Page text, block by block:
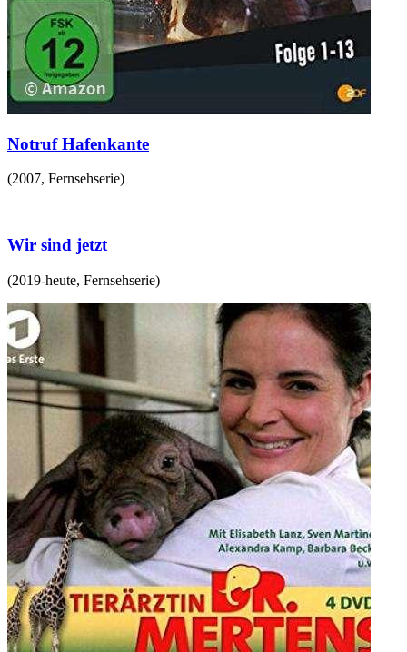
Notruf Hafenkante
(2007, Fernsehserie)
Wir sind jetzt
(2019-heute, Fernsehserie)